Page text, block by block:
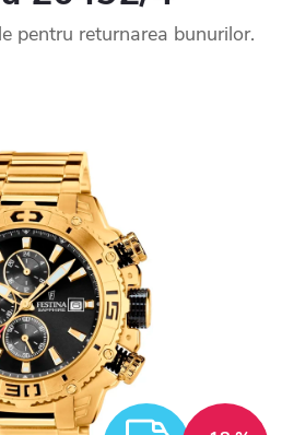
pentru returnarea bunurilor.